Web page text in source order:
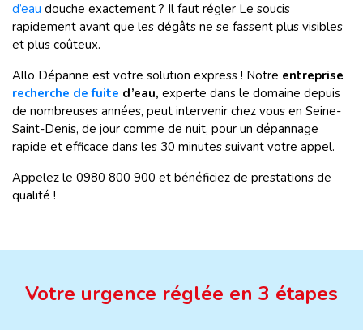
d’eau douche exactement ? Il faut régler Le soucis
rapidement avant que les dégâts ne se fassent plus visibles
et plus coûteux.
Allo Dépanne est votre solution express ! Notre entreprise
recherche de fuite d’eau, experte dans le domaine depuis
de nombreuses années, peut intervenir chez vous en Seine-
Saint-Denis, de jour comme de nuit, pour un dépannage
rapide et efficace dans les 30 minutes suivant votre appel.
Appelez le 0980 800 900 et bénéficiez de prestations de
qualité !
Votre urgence réglée en 3 étapes